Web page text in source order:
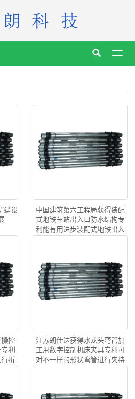
建设
中国建筑第六工程局获得装配
式地铁车站出入口防水结构专
利能有用进步装配式地铁出入
操控
利
行折
江苏朗仕达获得水龙头弯管加
工用数字控制机床夹具专利可
对不一样的形状弯管进行夹持